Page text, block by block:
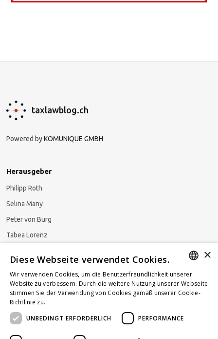
taxlawblog.ch
Powered byKOMUNIQUE GMBH
Herausgeber
Philipp Roth
Selina Many
Peter von Burg
Tabea Lorenz
Newsletter abonnieren
GERMAN
FRENCH
×
Diese Webseite verwendet Cookies.
Wir verwenden Cookies, um die Benutzerfreundlichkeit unserer
Website zu verbessern. Durch die weitere Nutzung unserer Webseite
stimmen Sie der Verwendung von Cookies gemäß unserer Cookie-
Richtlinie zu.
UNBEDINGT ERFORDERLICH
PERFORMANCE